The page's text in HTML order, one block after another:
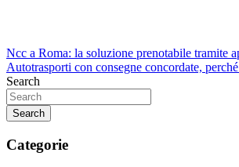
Navigazione
articoli
Ncc a Roma: la soluzione prenotabile tramite
Autotrasporti con consegne concordate,
Search
Search
Categorie